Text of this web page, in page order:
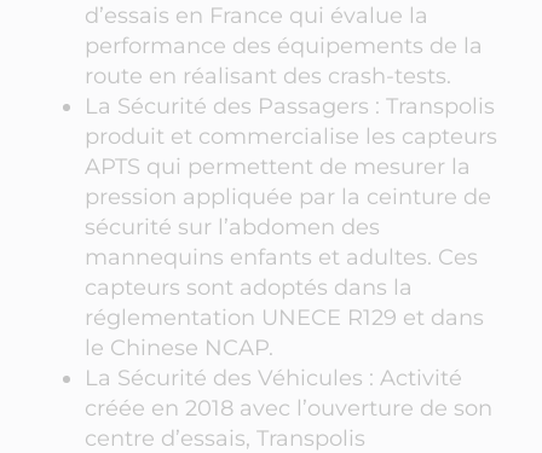
d’essais en France qui évalue la
performance des équipements de la
route en réalisant des crash-tests.
La Sécurité des Passagers : Transpolis
produit et commercialise les capteurs
APTS qui permettent de mesurer la
pression appliquée par la ceinture de
sécurité sur l’abdomen des
mannequins enfants et adultes. Ces
capteurs sont adoptés dans la
réglementation UNECE R129 et dans
le Chinese NCAP.
La Sécurité des Véhicules : Activité
créée en 2018 avec l’ouverture de son
centre d’essais, Transpolis